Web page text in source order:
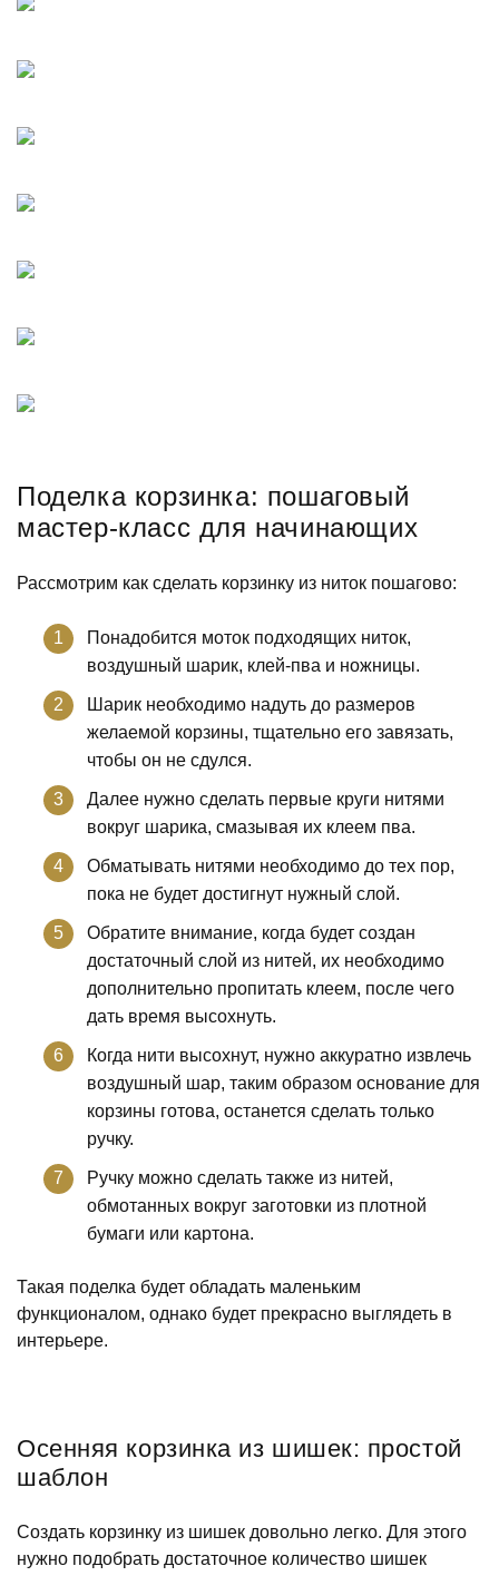
Поделка корзинка: пошаговый
мастер-класс для начинающих
Рассмотрим как сделать корзинку из ниток пошагово:
Понадобится моток подходящих ниток,
воздушный шарик, клей-пва и ножницы.
Шарик необходимо надуть до размеров
желаемой корзины, тщательно его завязать,
чтобы он не сдулся.
Далее нужно сделать первые круги нитями
вокруг шарика, смазывая их клеем пва.
Обматывать нитями необходимо до тех пор,
пока не будет достигнут нужный слой.
Обратите внимание, когда будет создан
достаточный слой из нитей, их необходимо
дополнительно пропитать клеем, после чего
дать время высохнуть.
Когда нити высохнут, нужно аккуратно извлечь
воздушный шар, таким образом основание для
корзины готова, останется сделать только
ручку.
Ручку можно сделать также из нитей,
обмотанных вокруг заготовки из плотной
бумаги или картона.
Такая поделка будет обладать маленьким
функционалом, однако будет прекрасно выглядеть в
интерьере.
Осенняя корзинка из шишек: простой
шаблон
Создать корзинку из шишек довольно легко. Для этого
нужно подобрать достаточное количество шишек